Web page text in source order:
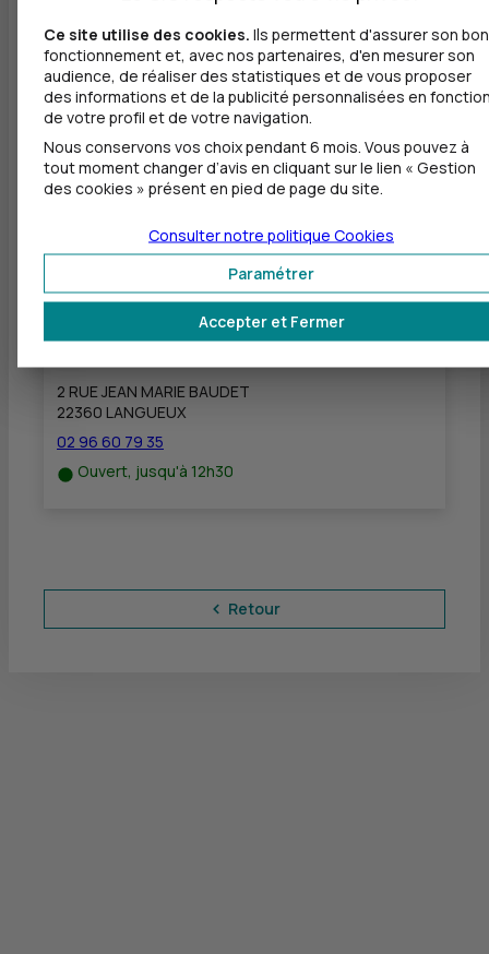
Autres agences les plus proches
CIC BAIE DE SAINT-BRIEUC - PLERIN
à 2,6 km
2 RUE DU GRAND QUARTIER
22190 PLERIN
Ouvert, jusqu'à 12h30
CIC BAIE DE SAINT-BRIEUC - LANGUEUX
à3,3 km
2 RUE JEAN MARIE BAUDET
22360 LANGUEUX
02 96 60 79 35
Ouvert, jusqu'à 12h30
Retour
Ce site utilise des cookies. Ils permettent d'assurer son bon
fonctionnement et, avec nos partenaires, d'en mesurer son
audience, de réaliser des statistiques et de vous proposer
des informations et de la publicité personnalisées en
de votre profil et de votre navigation.
Nous conservons vos choix pendant 6 mois. Vous pouvez à
tout moment changer d’avis en cliquant sur le lien « Gestion
des cookies » présent en pied de page du site.
Accepter et Fermer
Paramétrer
Consulter notre politique Cookies